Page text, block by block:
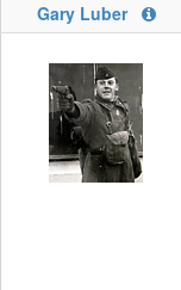
Gary Luber